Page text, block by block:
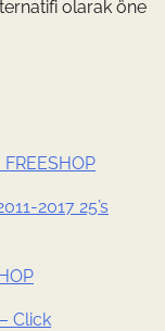
olarak öne
2017 25’s
Click